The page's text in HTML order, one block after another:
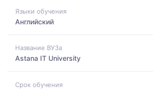
Языки обучения
Английский
Название ВУЗа
Astana IT University
Срок обучения